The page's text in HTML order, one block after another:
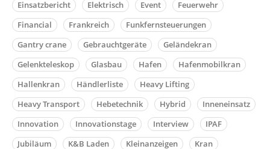
Einsatzbericht
Elektrisch Event
Feuerwehr
Financial
Frankreich
Funkfernsteuerungen
Gantry crane
Gebrauchtgeräte
Geländekran
Gelenkteleskop
Glasbau Hafen
Hafenmobilkran
Hallenkran
Händlerliste
Heavy Lifting
Heavy Transport
Hebetechnik Hybrid
Inneneinsatz
Innovation
Innovationstage Interview
IPAF
Jubiläum
K&B Laden Kleinanzeigen
Kran